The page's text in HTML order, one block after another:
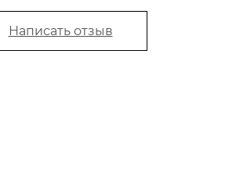
Написать отзыв